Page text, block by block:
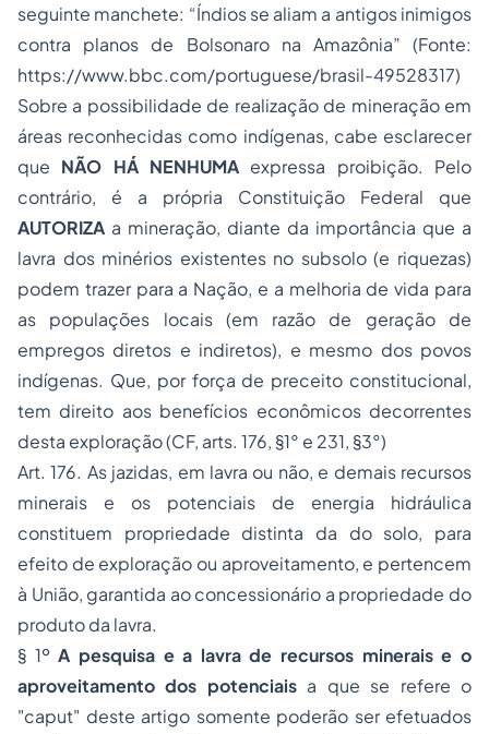
seguinte manchete: “Índios se aliam a antigos inimigos
contra planos de Bolsonaro na Amazônia” (Fonte:
https://www.bbc.com/portuguese/brasil-49528317)
Sobre a possibilidade de realização de mineração em
áreas reconhecidas como indígenas, cabe esclarecer
que NÃO HÁ NENHUMA expressa proibição. Pelo
contrário, é a própria Constituição Federal que
AUTORIZA a mineração, diante da importância que a
lavra dos minérios existentes no subsolo (e riquezas)
podem trazer para a Nação, e a melhoria de vida para
as populações locais (em razão de geração de
empregos diretos e indiretos), e mesmo dos povos
indígenas. Que, por força de preceito constitucional,
tem direito aos benefícios econômicos decorrentes
desta exploração (CF, arts. 176, §1° e 231, §3°)
Art. 176. As jazidas, em lavra ou não, e demais recursos
minerais e os potenciais de energia hidráulica
constituem propriedade distinta da do solo, para
efeito de exploração ou aproveitamento, e pertencem
à União, garantida ao concessionário a propriedade do
produto da lavra.
§ 1ºA pesquisa e a lavra de recursos minerais e o
aproveitamento dos potenciaisa que se refere o
"caput" deste artigo somente poderão ser efetuados